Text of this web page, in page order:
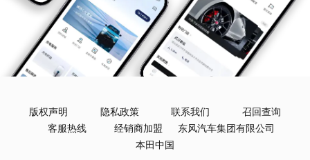
版权声明 隐私政策 联系我们
召回查询
客服热线
经销商加盟
东风汽车集团有限公司
本田中国